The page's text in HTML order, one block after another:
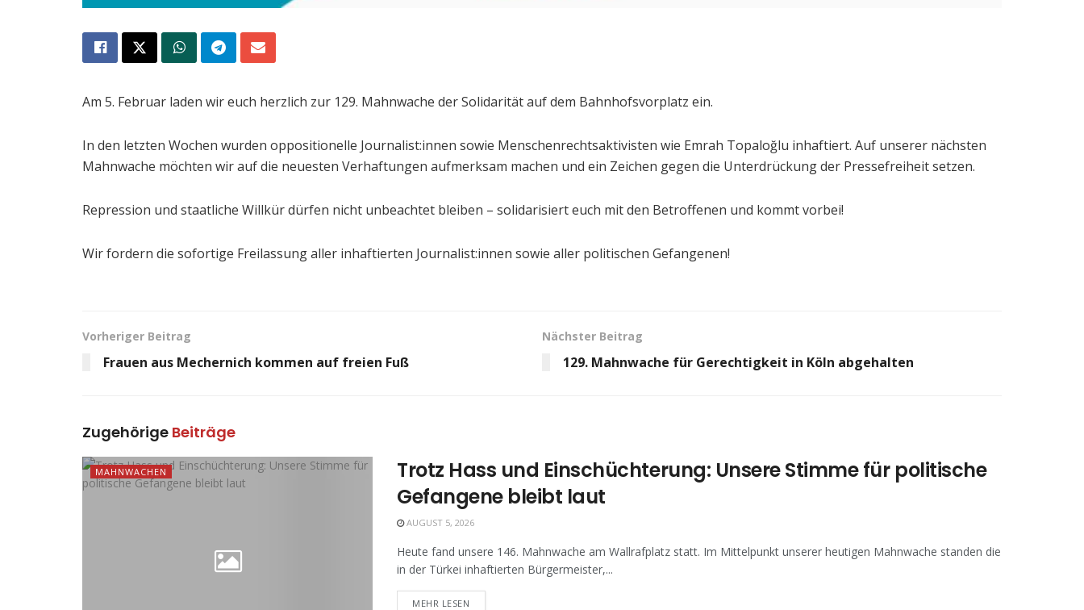
Am 5. Februar laden wir euch herzlich zur 129. Mahnwache der Solidarität auf dem Bahnhofsvorplatz ein.
In den letzten Wochen wurden oppositionelle Journalist:innen sowie Menschenrechtsaktivisten wie Emrah Topaloğlu inhaftiert. Auf unserer nächsten
Mahnwache möchten wir auf die neuesten Verhaftungen aufmerksam machen und ein Zeichen gegen die Unterdrückung der Pressefreiheit setzen.
Repression und staatliche Willkür dürfen nicht unbeachtet bleiben – solidarisiert euch mit den Betroffenen und kommt vorbei!
Wir fordern die sofortige Freilassung aller inhaftierten Journalist:innen sowie aller politischen Gefangenen!
Vorheriger Beitrag
Frauen aus Mechernich kommen auf freien Fuß
Nächster Beitrag
129. Mahnwache für Gerechtigkeit in Köln abgehalten
Zugehörige Beiträge
MAHNWACHEN
Trotz Hass und Einschüchterung: Unsere Stimme für politische
Gefangene bleibt laut
AUGUST 5, 2026
Heute fand unsere 146. Mahnwache am Wallrafplatz statt. Im Mittelpunkt unserer heutigen Mahnwache standen die
in der Türkei inhaftierten Bürgermeister,...
MEHR LESEN